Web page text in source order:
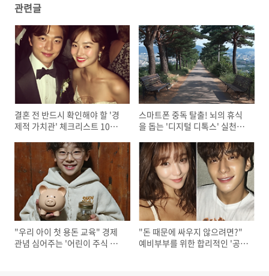
관련글
결혼 전 반드시 확인해야 할 '경
제적 가치관' 체크리스트 10가
스마트폰 중독 탈출! 뇌의 휴식
을 돕는 '디지털 디톡스' 실천법
"우리 아이 첫 용돈 교육" 경제
관념 심어주는 '어린이 주식 계
"돈 때문에 싸우지 않으려면?"
예비부부를 위한 합리적인 '공동